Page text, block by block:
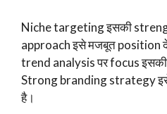
Niche targeting इसकी
approach इसे मजबूत position
trend analysis पर focus
Strong branding strategy
है।